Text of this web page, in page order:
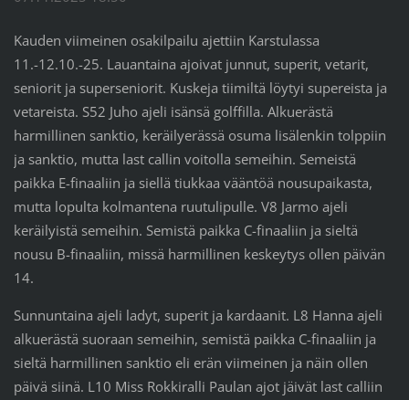
Kauden viimeinen osakilpailu ajettiin Karstulassa
11.-12.10.-25. Lauantaina ajoivat junnut, superit, vetarit,
seniorit ja superseniorit. Kuskeja tiimiltä löytyi supereista ja
vetareista. S52 Juho ajeli isänsä golffilla. Alkuerästä
harmillinen sanktio, keräilyerässä osuma lisälenkin tolppiin
ja sanktio, mutta last callin voitolla semeihin. Semeistä
paikka E-finaaliin ja siellä tiukkaa vääntöä nousupaikasta,
mutta lopulta kolmantena ruutulipulle. V8 Jarmo ajeli
keräilyistä semeihin. Semistä paikka C-finaaliin ja sieltä
nousu B-finaaliin, missä harmillinen keskeytys ollen päivän
14.
Sunnuntaina ajeli ladyt, superit ja kardaanit. L8 Hanna ajeli
alkuerästä suoraan semeihin, semistä paikka C-finaaliin ja
sieltä harmillinen sanktio eli erän viimeinen ja näin ollen
päivä siinä. L10 Miss Rokkiralli Paulan ajot jäivät last calliin